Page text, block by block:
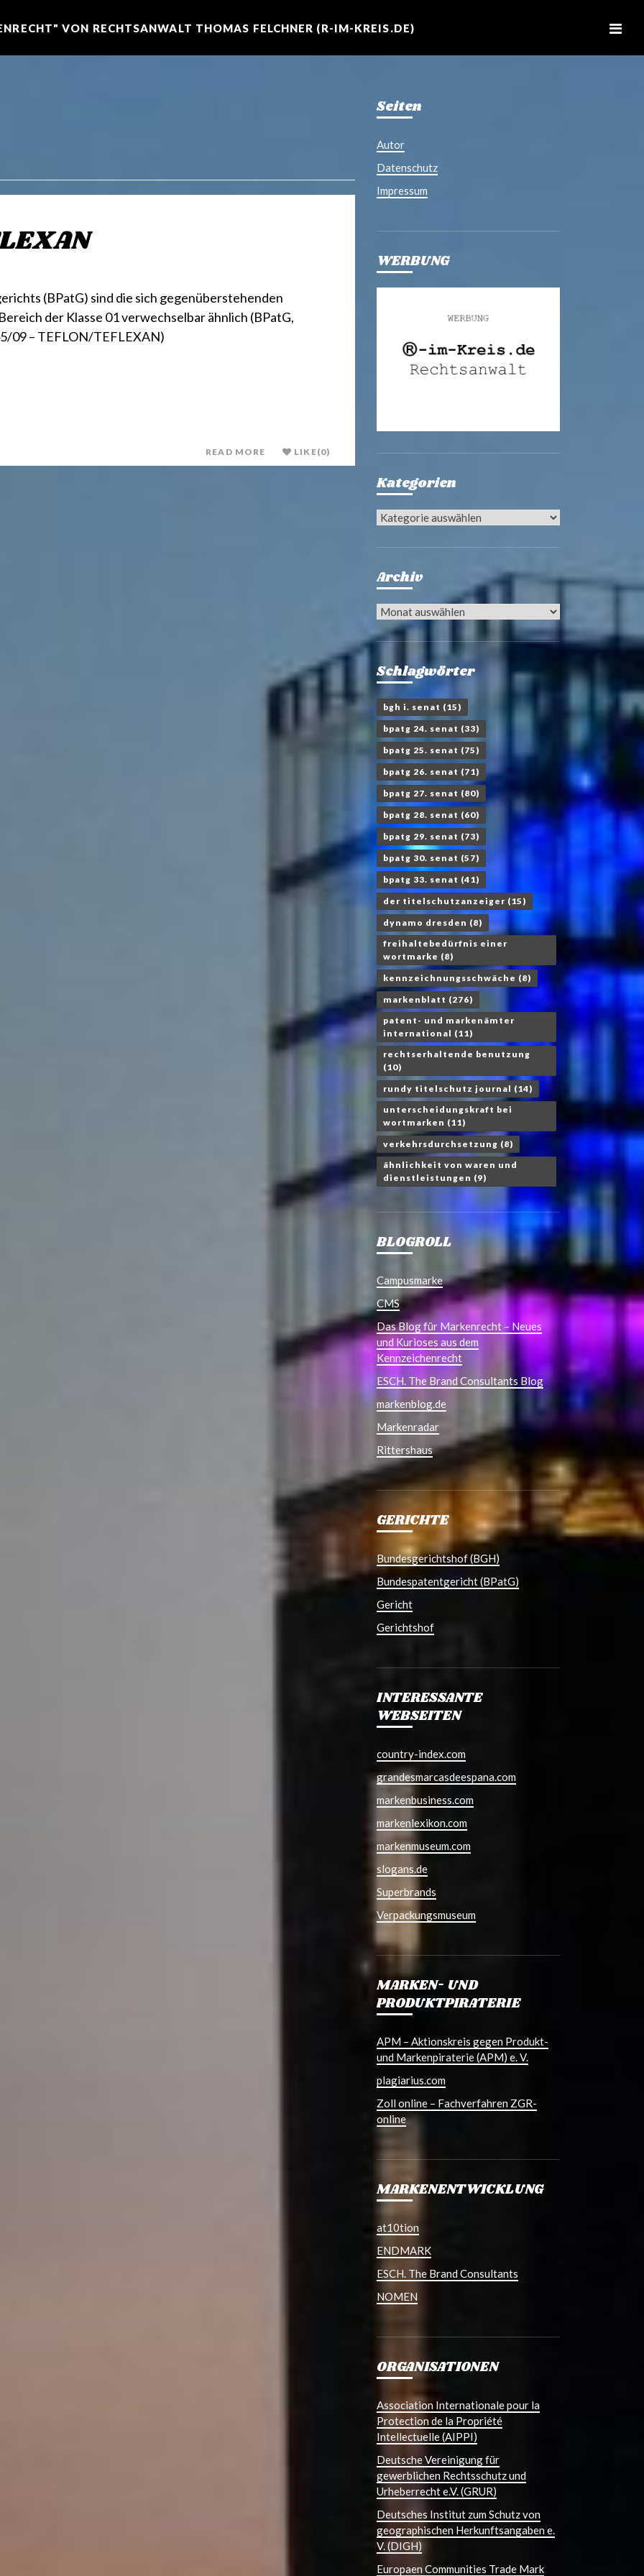
VON RECHTSANWALT THOMAS FELCHNER (R-IM-KREIS.DE)
(BPatG) sind die sich gegenüberstehenden
der Klasse 01 verwechselbar ähnlich (BPatG,
09 – TEFLON/TEFLEXAN)
READ MORE LIKE(0)
Seiten
Autor
Datenschutz
Impressum
WERBUNG
Kategorien
Kategorien
Archiv
Archiv
Schlagwörter
bgh i. senat (15)
bpatg 24. senat (33)
bpatg 25. senat (75)
bpatg 26. senat (71)
bpatg 27. senat (80)
bpatg 28. senat (60)
bpatg 29. senat (73)
bpatg 30. senat (57)
bpatg 33. senat (41)
der titelschutzanzeiger (15)
dynamo dresden (8)
freihaltebedürfnis einer
wortmarke (8)
kennzeichnungsschwäche (8)
markenblatt (276)
patent- und markenämter
international (11)
rechtserhaltende benutzung
(10)
rundy titelschutz journal (14)
unterscheidungskraft bei
wortmarken (11)
verkehrsdurchsetzung (8)
ähnlichkeit von waren und
dienstleistungen (9)
BLOGROLL
Campusmarke
CMS
Das Blog für Markenrecht – Neues
und Kurioses aus dem
Kennzeichenrecht
ESCH. The Brand Consultants Blog
markenblog.de
Markenradar
Rittershaus
GERICHTE
Bundesgerichtshof (BGH)
Bundespatentgericht (BPatG)
Gericht
Gerichtshof
INTERESSANTE
WEBSEITEN
country-index.com
grandesmarcasdeespana.com
markenbusiness.com
markenlexikon.com
markenmuseum.com
slogans.de
Superbrands
Verpackungsmuseum
MARKEN- UND
PRODUKTPIRATERIE
APM – Aktionskreis gegen Produkt-
und Markenpiraterie (APM) e. V.
plagiarius.com
Zoll online – Fachverfahren ZGR-
online
MARKENENTWICKLUNG
at10tion
ENDMARK
ESCH. The Brand Consultants
NOMEN
ORGANISATIONEN
Association Internationale pour la
Protection de la Propriété
Intellectuelle (AIPPI)
Deutsche Vereinigung für
gewerblichen Rechtsschutz und
Urheberrecht e.V. (GRUR)
Deutsches Institut zum Schutz von
geographischen Herkunftsangaben e.
V. (DIGH)
Europaen Communities Trade Mark